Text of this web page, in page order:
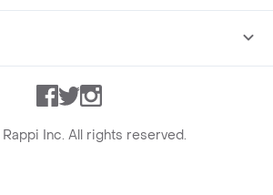
Facebook
TwitterInstagram
Rappi Inc. All rights reserved.